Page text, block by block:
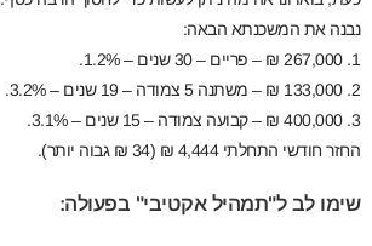
נבנה את המשכנתא הבאה:
1. 267,000 ₪ – פריים – 30 שנים – 1.2%.
2. 133,000 ₪ – משתנה 5 צמודה – 19 שנים – 3.2%.
3. 400,000 ₪ – קבועה צמודה – 15 שנים – 3.1%.
החזר חודשי התחלתי 4,444 ₪ (34 ₪ גבוה יותר).
שימו לב ל"תמהיל אקטיבי" בפעולה: